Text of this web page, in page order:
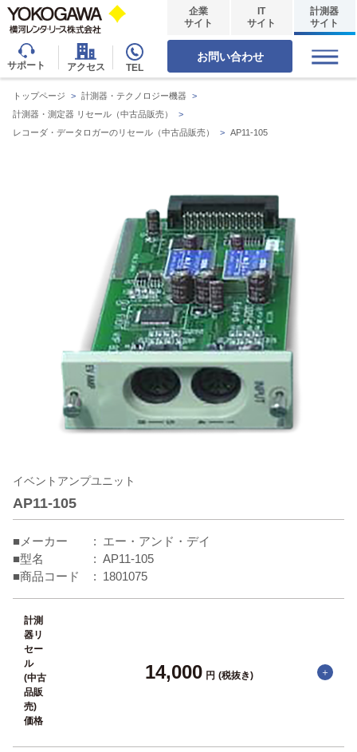
サポート アクセス TEL
企業
サイト
IT
サイト
計測器
サイト
お問い合わせ
トップページ > 計測器・テクノロジー機器
>
計測器・測定器 リセール（中古品販売）
>
レコーダ・データロガーのリセール（中古品販売）
> AP11-105
イベントアンプユニット
AP11-105
■メーカー
エー・アンド・デイ
■型名
AP11-105
■商品コード
1801075
計測
器リ
セー
ル
(中古
品販
売)
価格
14,000 円 (税抜き)